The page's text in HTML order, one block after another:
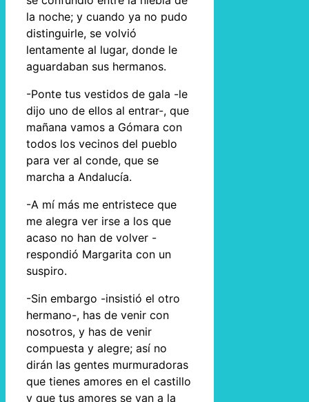
la noche; y cuando ya no pudo
distinguirle, se volvió
lentamente al lugar, donde le
aguardaban sus hermanos.
-Ponte tus vestidos de gala -le
dijo uno de ellos al entrar-, que
mañana vamos a Gómara con
todos los vecinos del pueblo
para ver al conde, que se
marcha a Andalucía.
-A mí más me entristece que
me alegra ver irse a los que
acaso no han de volver -
respondió Margarita con un
suspiro.
-Sin embargo -insistió el otro
hermano-, has de venir con
nosotros, y has de venir
compuesta y alegre; así no
dirán las gentes murmuradoras
que tienes amores en el castillo
y que tus amores se van a la